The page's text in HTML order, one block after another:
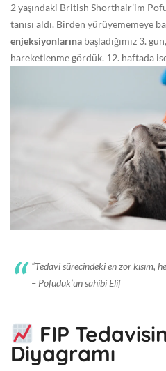
2 yaşındaki British Shorthair’im
tanısı aldı. Birden yürüyememeye
enjeksiyonlarına başladığımız 3.
hareketlenme gördük. 12. haftada
“Tedavi sürecindeki en zor kısım,
– Pofuduk’un sahibi Elif
FIP
Diyagramı